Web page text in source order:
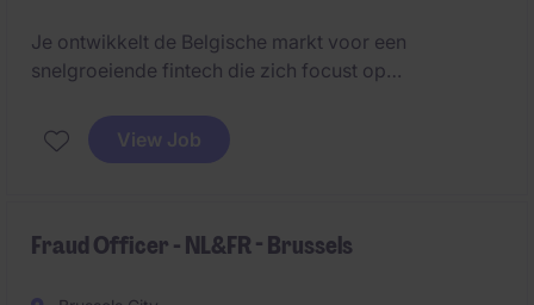
Je ontwikkelt de Belgische markt voor een
snelgroeiende fintech die zich focust op
actieve prospectie met het closen van inbound leads
en volgt het volledige salesproces end-to-end op.
View Job
Fraud Officer - NL&FR - Brussels